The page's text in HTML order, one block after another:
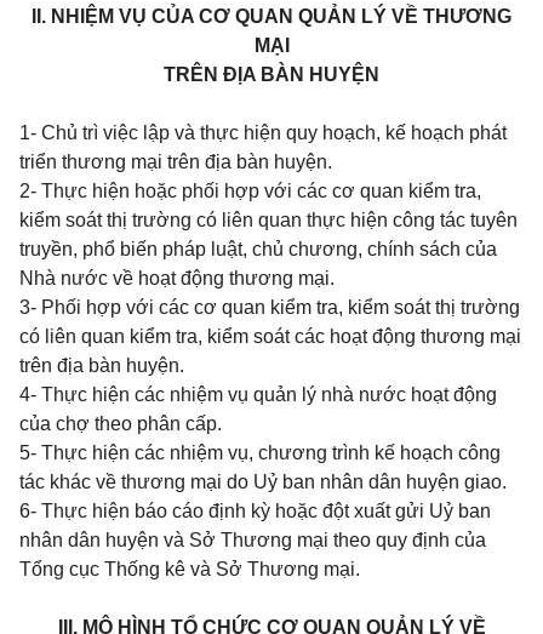
II. NHIỆM VỤ CỦA CƠ QUAN QUẢN LÝ VỀ THƯƠNG
MẠI
TRÊN ĐỊA BÀN HUYỆN
1- Chủ trì việc lập và thực hiện quy hoạch, kế hoạch phát
triển thương mại trên địa bàn huyện.
2- Thực hiện hoặc phối hợp với các cơ quan kiểm tra,
kiểm soát thị trường có liên quan thực hiện công tác tuyên
truyền, phổ biến pháp luật, chủ chương, chính sách của
Nhà nước về hoạt động thương mại.
3- Phối hợp với các cơ quan kiểm tra, kiểm soát thị trường
có liên quan kiểm tra, kiểm soát các hoạt động thương mại
trên địa bàn huyện.
4- Thực hiện các nhiệm vụ quản lý nhà nước hoạt động
của chợ theo phân cấp.
5- Thực hiện các nhiệm vụ, chương trình kế hoạch công
tác khác về thương mại do Uỷ ban nhân dân huyện giao.
6- Thực hiện báo cáo định kỳ hoặc đột xuất gửi Uỷ ban
nhân dân huyện và Sở Thương mại theo quy định của
Tổng cục Thống kê và Sở Thương mại.
III. MÔ HÌNH TỔ CHỨC CƠ QUAN QUẢN LÝ VỀ